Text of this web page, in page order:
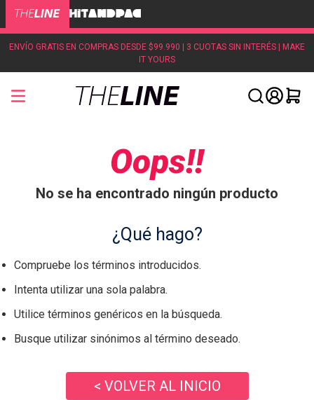
ENVÍO GRATIS EN COMPRAS DESDE $99.990 | 3 CUOTAS SIN INTERÉS | MAKE
IT YOURS
Oops!!
No se ha encontrado ningún producto
¿Qué hago?
Compruebe los términos introducidos.
Intenta utilizar una sola palabra.
Utilice términos genéricos en la búsqueda.
Busque utilizar sinónimos al término deseado.
< VOLVER AL INICIO